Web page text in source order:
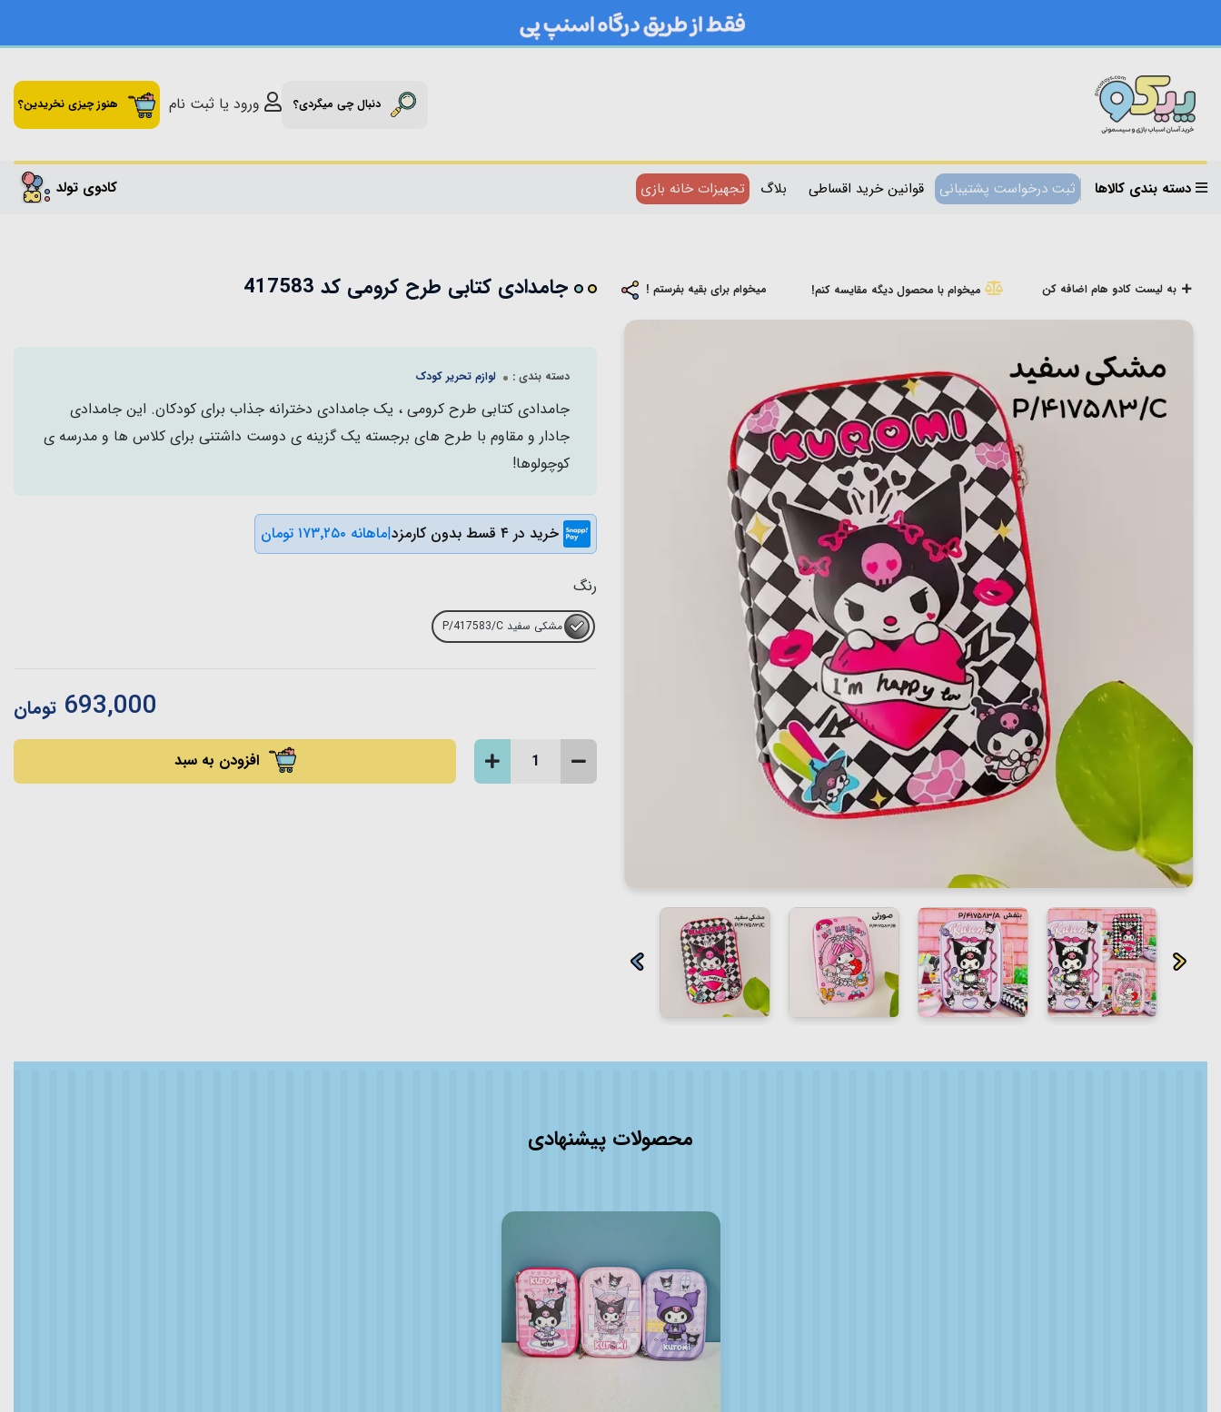
دنبال چی میگردی؟ ورود یا ثبت نام هنوز چیزی نخریدین؟
دسته بندی کالاها ثبت درخواست پشتیبانی قوانین خرید اقساطی بلاگ تجهیزات خانه بازی کادوی تولد
به لیست کادو هام اضافه کن میخوام با محصول دیگه مقایسه کنم! میخوام برای بقیه بفرستم ! جامدادی کتابی طرح کرومی کد 417583
دسته بندی : لوازم تحریر کودک
جامدادی کتابی طرح کرومی ، یک جامدادی دخترانه جذاب برای کودکان. این جامدادی
جادار و مقاوم با طرح های برجسته یک گزینه ی دوست داشتنی برای کلاس ها و مدرسه ی
کوچولوها!
خرید در ۴ قسط بدون کارمزد |ماهانه ۱۷۳٬۲۵۰ تومان
رنگ
مشکی سفید P/417583/C
693,000 تومان
افزودن به سبد
محصولات پیشنهادی